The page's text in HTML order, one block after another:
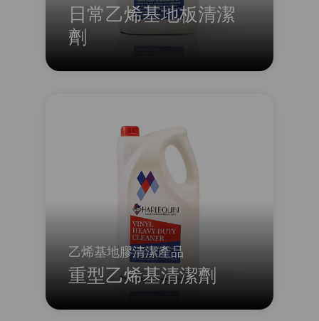
日常乙烯基地板清潔
劑
一款通用型無香型PVC地板清潔劑，兼具
抗靜電和抗菌功效，可有效去除生產或安
裝過程中殘留的痕跡或薄膜。 *購買四瓶
或以上5公升裝清潔劑，即可享有10%的
多買優惠，系統將在結帳時自動套用。
關於 日常乙烯基地板清潔劑
乙烯基地膠清潔產品
重型乙烯基清潔劑